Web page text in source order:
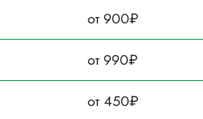
от 900₽
от 990₽
от 450₽